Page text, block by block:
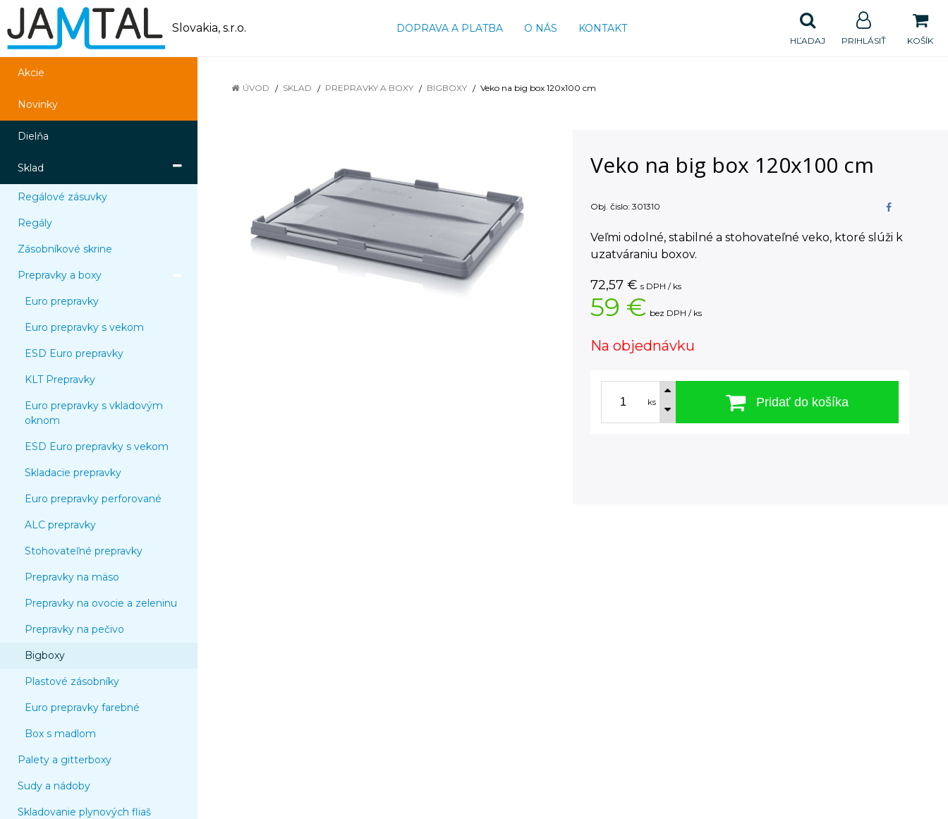
Slovakia, s.r.o. DOPRAVA A PLATBA O NÁS KONTAKT
KOŠÍK
PRIHLÁSIŤ
HĽADAJ
Akcie
Novinky
Dielňa
Sklad
Regálové zásuvky
Regály
Zásobníkové skrine
Prepravky a boxy
Euro prepravky
Euro prepravky s vekom
ESD Euro prepravky
KLT Prepravky
Euro prepravky s vkladovým
oknom
ESD Euro prepravky s vekom
Skladacie prepravky
Euro prepravky perforované
ALC prepravky
Stohovateľné prepravky
Prepravky na mäso
Prepravky na ovocie a zeleninu
Prepravky na pečivo
Bigboxy
Plastové zásobníky
Euro prepravky farebné
Box s madlom
Palety a gitterboxy
Sudy a nádoby
Skladovanie plynových fliaš
ÚVOD SKLAD PREPRAVKY A BOXY BIGBOXY Veko na big box 120x100 cm
Veko na big box 120x100 cm
Obj. čislo: 301310
Veľmi odolné, stabilné a stohovateľné veko, ktoré slúži k
uzatváraniu boxov.
72,57 € s DPH / ks
59 € bez DPH / ks
Na objednávku
ks Pridať do košíka